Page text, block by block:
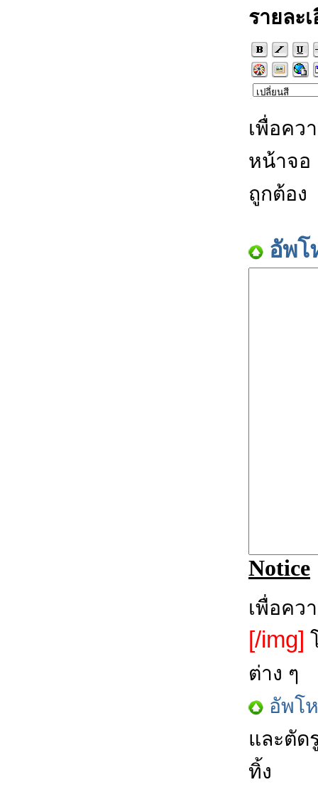
รายละ
เพื่อคว
หน้าจอ
ถูกต้อง
อัพโ
Notice
เพื่อคว
[/img]
ต่าง ๆ
อัพโ
และตัด
ทิ้ง